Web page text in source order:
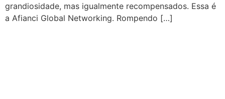
grandiosidade, mas igualmente recompensados. Essa é
a Afianci Global Networking. Rompendo […]